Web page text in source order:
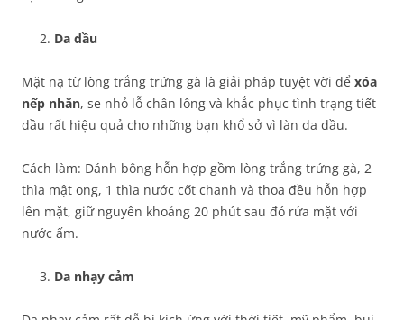
Da dầu
Mặt nạ từ lòng trắng trứng gà là giải pháp tuyệt vời để xóa
nếp nhăn, se nhỏ lỗ chân lông và khắc phục tình trạng tiết
dầu rất hiệu quả cho những bạn khổ sở vì làn da dầu.
Cách làm: Đánh bông hỗn hợp gồm lòng trắng trứng gà, 2
thìa mật ong, 1 thìa nước cốt chanh và thoa đều hỗn hợp
lên mặt, giữ nguyên khoảng 20 phút sau đó rửa mặt với
nước ấm.
Da nhạy cảm